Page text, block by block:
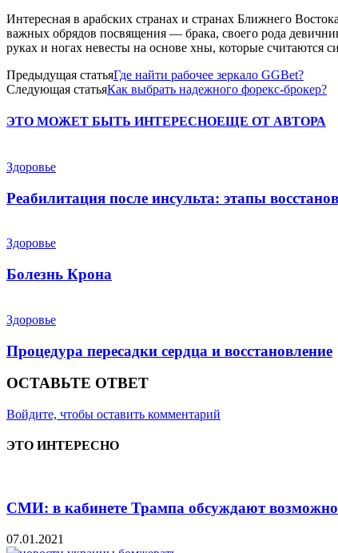
Интересная в арабских странах и странах Ближнего
важных обрядов посвящения — брака, своего рода
руках и ногах невесты на основе хны, которые считаются
Предыдущая статьяГде найти рабочее зеркало GGBet?
Следующая статьяКак выбрать надежного форекс-брокер?
ЭТО МОЖЕТ БЫТЬ ИНТЕРЕСНОЕЩЕ ОТ АВТОРА
Здоровье
Реабилитация после инсульта: этапы
Здоровье
Болезнь Крона
Здоровье
Процедура пересадки сердца и восстановление
ОСТАВЬТЕ ОТВЕТ
Войдите, чтобы оставить комментарий
ЭТО ИНТЕРЕСНО
СМИ: в кабинете Трампа обсуждают
07.01.2021